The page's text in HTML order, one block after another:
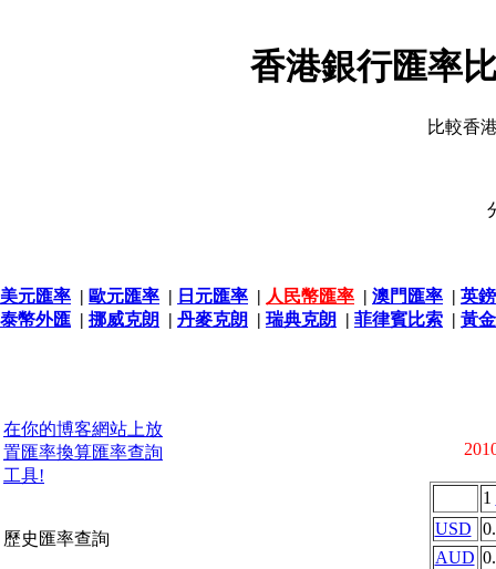
香港銀行匯率
比較香
美元匯率 | 歐元匯率 | 日元匯率 | 人民幣匯率 | 澳門匯率 | 英
泰幣外匯 | 挪威克朗 | 丹麥克朗 | 瑞典克朗 | 菲律賓比索 | 黃
在你的博客網站上放
置匯率換算匯率查詢
工具!
歷史匯率查詢
1
USD
AUD